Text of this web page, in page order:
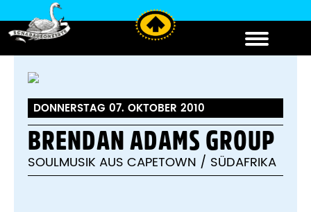
DONNERSTAG 07. OKTOBER 2010
BRENDAN ADAMS GROUP
SOULMUSIK AUS CAPETOWN / SÜDAFRIKA